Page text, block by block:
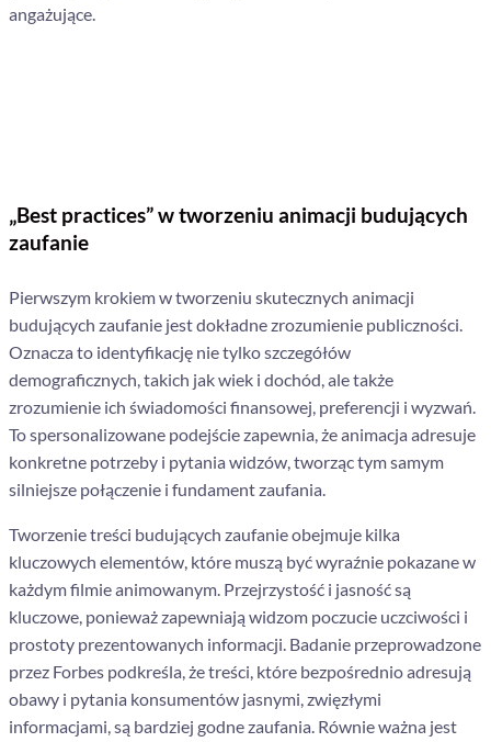
angażujące.
„Best practices” w tworzeniu animacji budujących
zaufanie
Pierwszym krokiem w tworzeniu skutecznych animacji
budujących zaufanie jest dokładne zrozumienie publiczności.
Oznacza to identyfikację nie tylko szczegółów
demograficznych, takich jak wiek i dochód, ale także
zrozumienie ich świadomości finansowej, preferencji i wyzwań.
To spersonalizowane podejście zapewnia, że animacja adresuje
konkretne potrzeby i pytania widzów, tworząc tym samym
silniejsze połączenie i fundament zaufania.
Tworzenie treści budujących zaufanie obejmuje kilka
kluczowych elementów, które muszą być wyraźnie pokazane w
każdym filmie animowanym. Przejrzystość i jasność są
kluczowe, ponieważ zapewniają widzom poczucie uczciwości i
prostoty prezentowanych informacji. Badanie przeprowadzone
przez Forbes podkreśla, że treści, które bezpośrednio adresują
obawy i pytania konsumentów jasnymi, zwięzłymi
informacjami, są bardziej godne zaufania. Równie ważna jest